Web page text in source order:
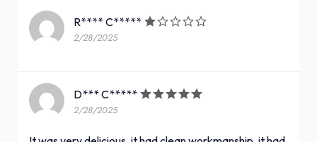
R**** C*****
2/28/2025
D*** C*****
2/28/2025